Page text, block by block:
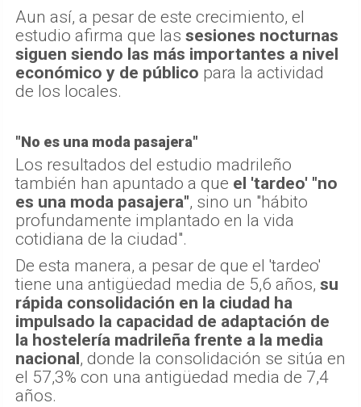
Aun así, a pesar de este crecimiento, el
estudio afirma que las sesiones nocturnas
siguen siendo las más importantes a nivel
económico y de público para la actividad
de los locales.
"No es una moda pasajera"
Los resultados del estudio madrileño
también han apuntado a que el 'tardeo' "no
es una moda pasajera", sino un "hábito
profundamente implantado en la vida
cotidiana de la ciudad".
De esta manera, a pesar de que el 'tardeo'
tiene una antigüedad media de 5,6 años, su
rápida consolidación en la ciudad ha
impulsado la capacidad de adaptación de
la hostelería madrileña frente a la media
nacional, donde la consolidación se sitúa en
el 57,3% con una antigüedad media de 7,4
años.